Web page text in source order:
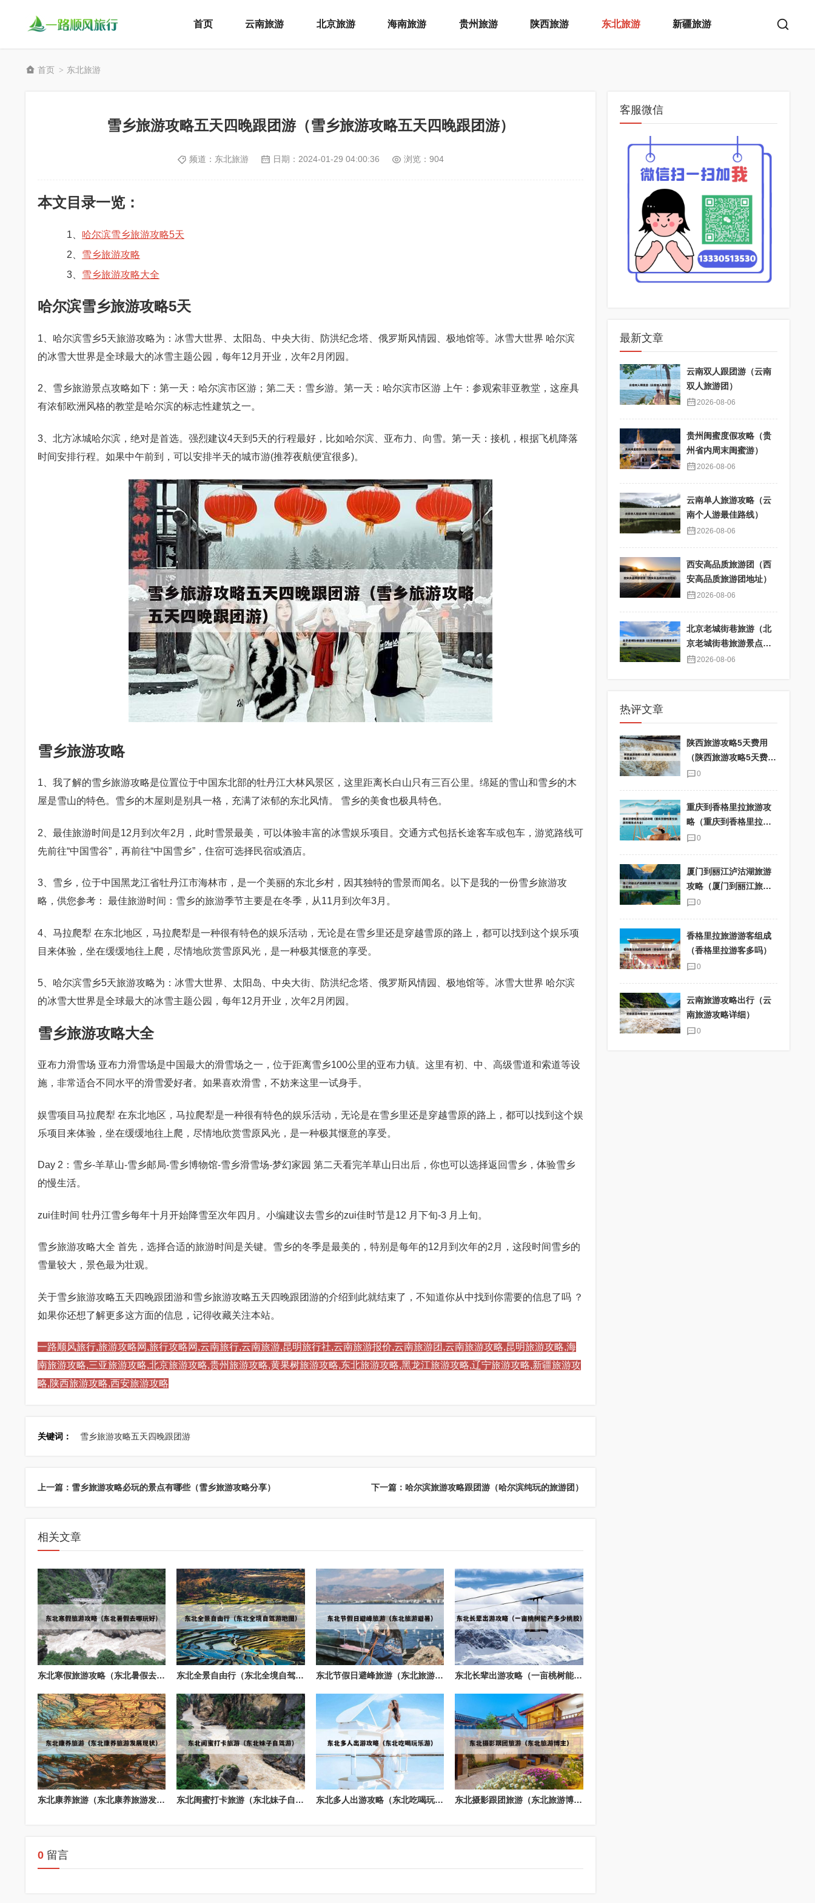
首页 云南旅游 北京旅游 海南旅游 贵州旅游 陕西旅游 东北旅游 新疆旅游
首页 > 东北旅游
雪乡旅游攻略五天四晚跟团游（雪乡旅游攻略五天四晚跟团游）
频道： 东北旅游 日期： 2024-01-29 04:00:36 浏览：904
本文目录一览：
1、 哈尔滨雪乡旅游攻略5天
2、 雪乡旅游攻略
3、 雪乡旅游攻略大全
哈尔滨雪乡旅游攻略5天
1、哈尔滨雪乡5天旅游攻略为：冰雪大世界、太阳岛、中央大街、防洪纪念塔、俄罗斯风情园、极地馆等。冰雪大世界 哈尔滨
的冰雪大世界是全球最大的冰雪主题公园，每年12月开业，次年2月闭园。
2、雪乡旅游景点攻略如下：第一天：哈尔滨市区游；第二天：雪乡游。第一天：哈尔滨市区游 上午：参观索菲亚教堂，这座具
有浓郁欧洲风格的教堂是哈尔滨的标志性建筑之一。
3、北方冰城哈尔滨，绝对是首选。强烈建议4天到5天的行程最好，比如哈尔滨、亚布力、向雪。第一天：接机，根据飞机降落
时间安排行程。如果中午前到，可以安排半天的城市游(推荐夜航便宜很多)。
雪乡旅游攻略
1、我了解的雪乡旅游攻略是位置位于中国东北部的牡丹江大林风景区，这里距离长白山只有三百公里。绵延的雪山和雪乡的木
屋是雪山的特色。雪乡的木屋则是别具一格，充满了浓郁的东北风情。 雪乡的美食也极具特色。
2、最佳旅游时间是12月到次年2月，此时雪景最美，可以体验丰富的冰雪娱乐项目。交通方式包括长途客车或包车，游览路线可
先前往“中国雪谷”，再前往“中国雪乡”，住宿可选择民宿或酒店。
3、雪乡，位于中国黑龙江省牡丹江市海林市，是一个美丽的东北乡村，因其独特的雪景而闻名。以下是我的一份雪乡旅游攻
略，供您参考： 最佳旅游时间：雪乡的旅游季节主要是在冬季，从11月到次年3月。
4、马拉爬犁 在东北地区，马拉爬犁是一种很有特色的娱乐活动，无论是在雪乡里还是穿越雪原的路上，都可以找到这个娱乐项
目来体验，坐在缓缓地往上爬，尽情地欣赏雪原风光，是一种极其惬意的享受。
5、哈尔滨雪乡5天旅游攻略为：冰雪大世界、太阳岛、中央大街、防洪纪念塔、俄罗斯风情园、极地馆等。冰雪大世界 哈尔滨
的冰雪大世界是全球最大的冰雪主题公园，每年12月开业，次年2月闭园。
雪乡旅游攻略大全
亚布力滑雪场 亚布力滑雪场是中国最大的滑雪场之一，位于距离雪乡100公里的亚布力镇。这里有初、中、高级雪道和索道等设
施，非常适合不同水平的滑雪爱好者。如果喜欢滑雪，不妨来这里一试身手。
娱雪项目马拉爬犁 在东北地区，马拉爬犁是一种很有特色的娱乐活动，无论是在雪乡里还是穿越雪原的路上，都可以找到这个娱
乐项目来体验，坐在缓缓地往上爬，尽情地欣赏雪原风光，是一种极其惬意的享受。
Day 2：雪乡-羊草山-雪乡邮局-雪乡博物馆-雪乡滑雪场-梦幻家园 第二天看完羊草山日出后，你也可以选择返回雪乡，体验雪乡
的慢生活。
zui佳时间 牡丹江雪乡每年十月开始降雪至次年四月。小编建议去雪乡的zui佳时节是12 月下旬-3 月上旬。
雪乡旅游攻略大全 首先，选择合适的旅游时间是关键。雪乡的冬季是最美的，特别是每年的12月到次年的2月，这段时间雪乡的
雪量较大，景色最为壮观。
关于雪乡旅游攻略五天四晚跟团游和雪乡旅游攻略五天四晚跟团游的介绍到此就结束了，不知道你从中找到你需要的信息了吗 ？
如果你还想了解更多这方面的信息，记得收藏关注本站。
一路顺风旅行,旅游攻略网,旅行攻略网,云南旅行,云南旅游,昆明旅行社,云南旅游报价,云南旅游团,云南旅游攻略,昆明旅游攻略,海
南旅游攻略,三亚旅游攻略,北京旅游攻略,贵州旅游攻略,黄果树旅游攻略,东北旅游攻略,黑龙江旅游攻略,辽宁旅游攻略,新疆旅游攻
略,陕西旅游攻略,西安旅游攻略
关键词： 雪乡旅游攻略五天四晚跟团游
上一篇：雪乡旅游攻略必玩的景点有哪些（雪乡旅游攻略分享） 下一篇：哈尔滨旅游攻略跟团游（哈尔滨纯玩的旅游团）
相关文章
东北寒假旅游攻略（东北暑假去哪玩好） 东北全景自由行（东北全境自驾游地图） 东北节假日避峰旅游（东北旅游避暑） 东北长辈出游攻略（一亩桃树能产多少桃胶）
东北康养旅游（东北康养旅游发展现状） 东北闺蜜打卡旅游（东北妹子自驾游） 东北多人出游攻略（东北吃喝玩乐游） 东北摄影跟团旅游（东北旅游博主）
0 留言
客服微信
最新文章
云南双人跟团游（云南
双人旅游团）
2026-08-06
贵州闺蜜度假攻略（贵
州省内周末闺蜜游）
2026-08-06
云南单人旅游攻略（云
南个人游最佳路线）
2026-08-06
西安高品质旅游团（西
安高品质旅游团地址）
2026-08-06
北京老城街巷旅游（北
京老城街巷旅游景点介
绍）2026-08-06
热评文章
陕西旅游攻略5天费用
（陕西旅游攻略5天费用
是多少）
0
重庆到香格里拉旅游攻
略（重庆到香格里拉旅
游攻略景点大全）
0
厦门到丽江泸沽湖旅游
攻略（厦门到丽江旅游
团报价）
0
香格里拉旅游游客组成
（香格里拉游客多吗）
0
云南旅游攻略出行（云
南旅游攻略详细）
0